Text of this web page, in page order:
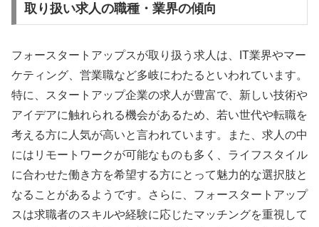
取り扱い求人の職種・業界の傾向
フォースタートアップスが取り扱う求人は、IT業界やマー
ケティング、営業職など多岐にわたるといわれています。
特に、スタートアップ企業の求人が豊富で、新しい技術や
アイデアに触れられる機会があるため、若い世代や転職を
考える方に人気が高いと言われています。また、求人の中
にはリモートワークが可能なものも多く、ライフスタイル
に合わせた働き方を希望する方にとって魅力的な選択肢と
なることがあるようです。さらに、フォースタートアップ
スは求職者のスキルや経験に応じたマッチングを重視して